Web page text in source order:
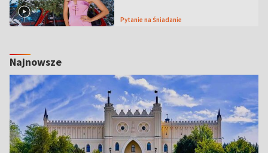
Pytanie na Śniadanie
Najnowsze